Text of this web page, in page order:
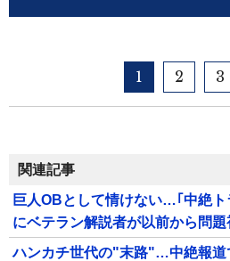
1 2 3
関連記事
巨人OBとして情けない…｢中絶
にベテラン解説者が以前から問
ハンカチ世代の"末路"…中絶報道